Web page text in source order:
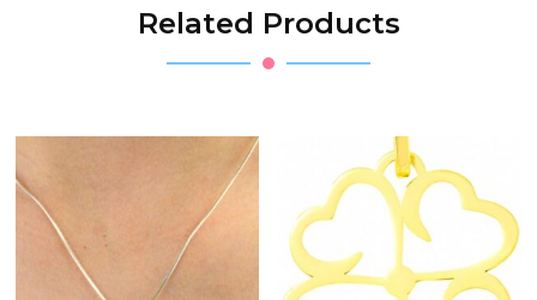
Related Products